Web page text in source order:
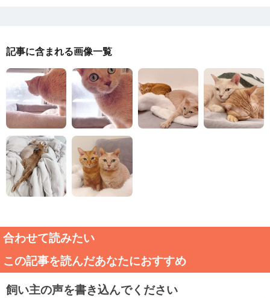
記事に含まれる画像一覧
合わせて読みたい
この記事を読んだあなたにおすすめ
飼い主の声を書き込んでください